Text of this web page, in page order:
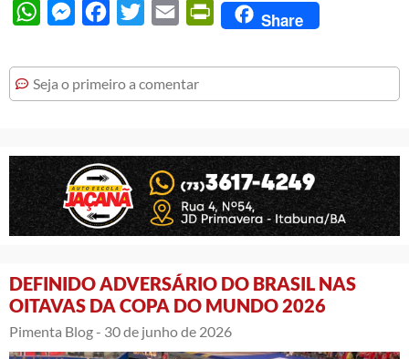
WhatsAppMessengerFacebook
Twitter Email PrintFriendly
Share
Seja o primeiro a comentar
DEFINIDO ADVERSÁRIO DO BRASIL NAS
OITAVAS DA COPA DO MUNDO 2026
Pimenta Blog - 30 de junho de 2026